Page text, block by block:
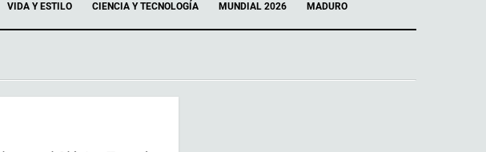
VIDA Y ESTILO CIENCIA Y TECNOLOGÍA MUNDIAL 2026 MADURO